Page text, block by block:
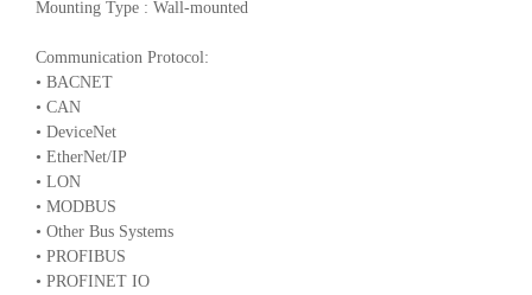
Mounting Type : Wall-mounted
Communication Protocol:
• BACNET
• CAN
• DeviceNet
• EtherNet/IP
• LON
• MODBUS
• Other Bus Systems
• PROFIBUS
• PROFINET IO